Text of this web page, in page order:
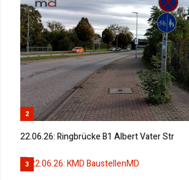
2
22.06.26: Ringbrücke B1 Albert Vater Str
3